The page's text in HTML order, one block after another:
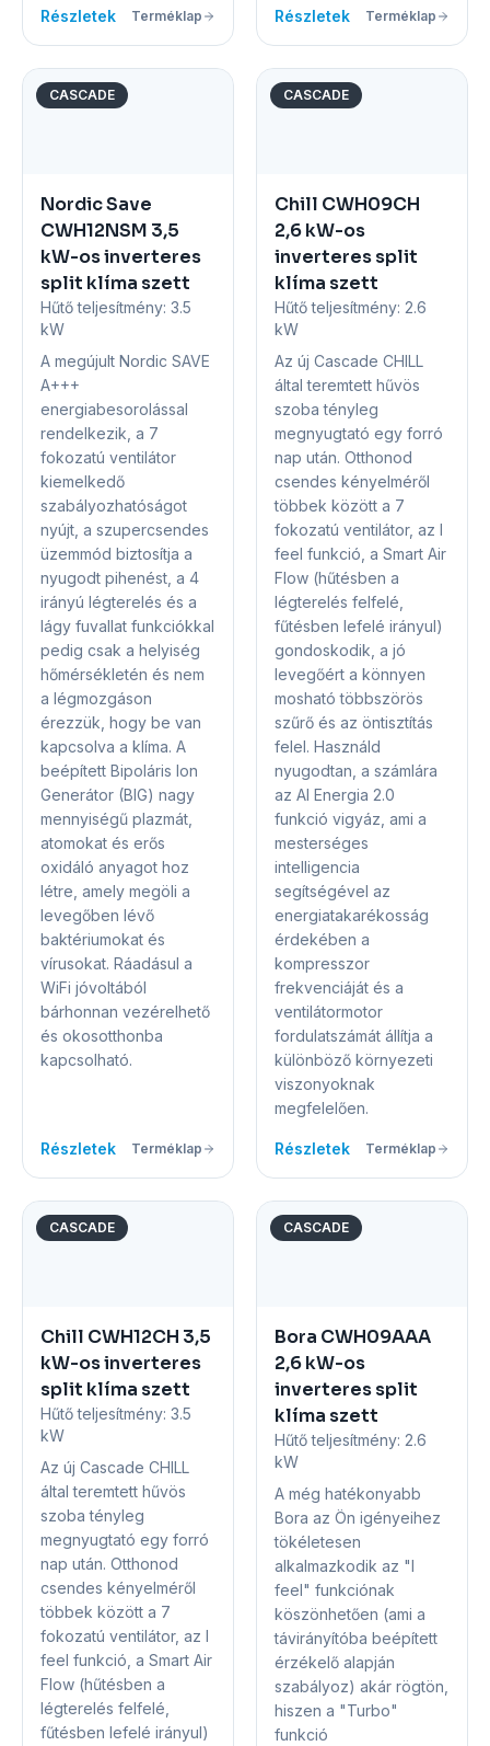
Részletek Terméklap Részletek Terméklap
CASCADE
Nordic Save
CWH12NSM 3,5
kW-os inverteres
split klíma szett
Hűtő teljesítmény: 3.5
kW
A megújult Nordic SAVE
A+++
energiabesorolással
rendelkezik, a 7
fokozatú ventilátor
kiemelkedő
szabályozhatóságot
nyújt, a szupercsendes
üzemmód biztosítja a
nyugodt pihenést, a 4
irányú légterelés és a
lágy fuvallat funkciókkal
pedig csak a helyiség
hőmérsékletén és nem
a légmozgáson
érezzük, hogy be van
kapcsolva a klíma. A
beépített Bipoláris Ion
Generátor (BIG) nagy
mennyiségű plazmát,
atomokat és erős
oxidáló anyagot hoz
létre, amely megöli a
levegőben lévő
baktériumokat és
vírusokat. Ráadásul a
WiFi jóvoltából
bárhonnan vezérelhető
és okosotthonba
kapcsolható.
Részletek Terméklap
CASCADE
Chill CWH09CH
2,6 kW-os
inverteres split
klíma szett
Hűtő teljesítmény: 2.6
kW
Az új Cascade CHILL
által teremtett hűvös
szoba tényleg
megnyugtató egy forró
nap után. Otthonod
csendes kényelméről
többek között a 7
fokozatú ventilátor, az I
feel funkció, a Smart Air
Flow (hűtésben a
légterelés felfelé,
fűtésben lefelé irányul)
gondoskodik, a jó
levegőért a könnyen
mosható többszörös
szűrő és az öntisztítás
felel. Használd
nyugodtan, a számlára
az AI Energia 2.0
funkció vigyáz, ami a
mesterséges
intelligencia
segítségével az
energiatakarékosság
érdekében a
kompresszor
frekvenciáját és a
ventilátormotor
fordulatszámát állítja a
különböző környezeti
viszonyoknak
megfelelően.
Részletek Terméklap
CASCADE
Chill CWH12CH 3,5
kW-os inverteres
split klíma szett
Hűtő teljesítmény: 3.5
kW
Az új Cascade CHILL
által teremtett hűvös
szoba tényleg
megnyugtató egy forró
nap után. Otthonod
csendes kényelméről
többek között a 7
fokozatú ventilátor, az I
feel funkció, a Smart Air
Flow (hűtésben a
légterelés felfelé,
fűtésben lefelé irányul)
CASCADE
Bora CWH09AAA
2,6 kW-os
inverteres split
klíma szett
Hűtő teljesítmény: 2.6
kW
A még hatékonyabb
Bora az Ön igényeihez
tökéletesen
alkalmazkodik az "I
feel" funkciónak
köszönhetően (ami a
távirányítóba beépített
érzékelő alapján
szabályoz) akár rögtön,
hiszen a "Turbo"
funkció